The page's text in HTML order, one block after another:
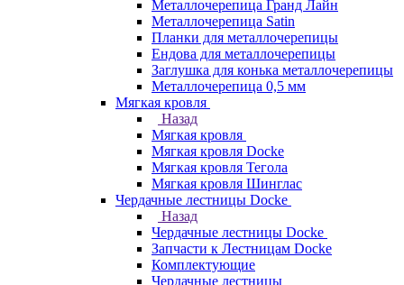
Металлочерепица Гранд Лайн
Металлочерепица Satin
Планки для металлочерепицы
Ендова для металлочерепицы
Заглушка для конька металлочерепицы
Металлочерепица 0,5 мм
Мягкая кровля
Назад
Мягкая кровля
Мягкая кровля Docke
Мягкая кровля Тегола
Мягкая кровля Шинглас
Чердачные лестницы Docke
Назад
Чердачные лестницы Docke
Запчасти к Лестницам Docke
Комплектующие
Чердачные лестницы